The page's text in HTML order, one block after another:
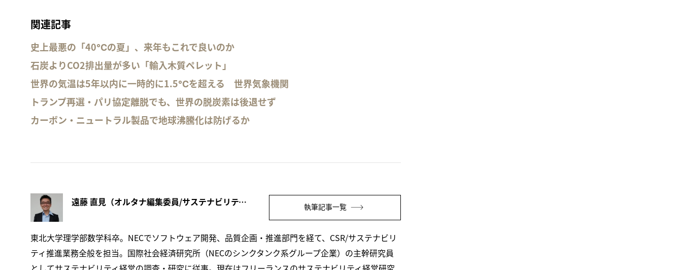
関連記事
史上最悪の「40℃の夏」、来年もこれで良いのか
石炭よりCO2排出量が多い「輸入木質ペレット」
世界の気温は5年以内に一時的に1.5℃を超える 世界気象機関
トランプ再選・パリ協定離脱でも、世界の脱炭素は後退せず
カーボン・ニュートラル製品で地球沸騰化は防げるか
遠藤 直見（オルタナ編集委員/サステナビリティ経営研究家） 執筆記事一覧
東北大学理学部数学科卒。NECでソフトウェア開発、品質企画・推進部門を経て、CSR/サステナビリ
ティ推進業務全般を担当。国際社会経済研究所（NECのシンクタンク系グループ企業）の主幹研究員